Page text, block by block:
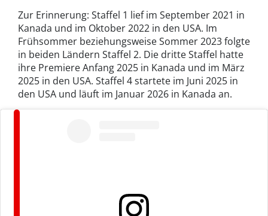
Zur Erinnerung: Staffel 1 lief im September 2021 in
Kanada und im Oktober 2022 in den USA. Im
Frühsommer beziehungsweise Sommer 2023 folgte
in beiden Ländern Staffel 2. Die dritte Staffel hatte
ihre Premiere Anfang 2025 in Kanada und im März
2025 in den USA. Staffel 4 startete im Juni 2025 in
den USA und läuft im Januar 2026 in Kanada an.